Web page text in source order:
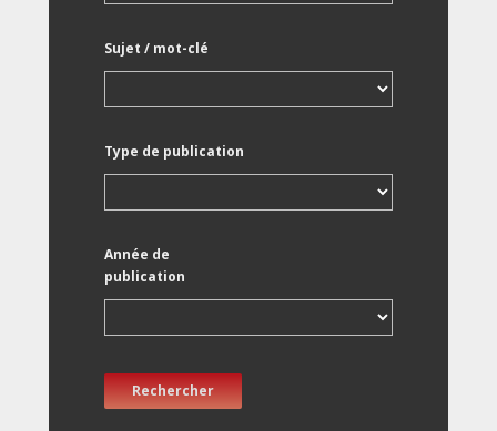
Sujet / mot-clé
Type de publication
Année de
publication
Rechercher